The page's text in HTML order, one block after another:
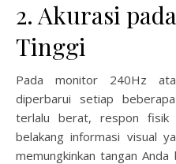
2. Akurasi
Tinggi
Pada monitor 240Hz
diperbarui setiap
terlalu berat, respon fisik
belakang informasi visual
memungkinkan tangan